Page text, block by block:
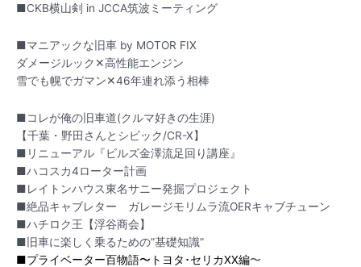
■CKB横山剣 in JCCA筑波ミーティング
■マニアックな旧車 by MOTOR FIX
ダメージルック✕高性能エンジン
雪でも幌でガマン✕46年連れ添う相棒
■コレが俺の旧車道(クルマ好きの生涯)
【千葉・野田さんとシビック/CR-X】
■リニューアル『ビルズ金澤流足回り講座』
■ハコスカ4ローター計画
■レイトンハウス東名サニー発掘プロジェクト
■絶品キャブレター ガレージモリムラ流OERキャブチューン
■ハチロク王【浮谷商会】
■旧車に楽しく乗るための”基礎知識”
■プライベーター百物語〜トヨタ･セリカXX編〜